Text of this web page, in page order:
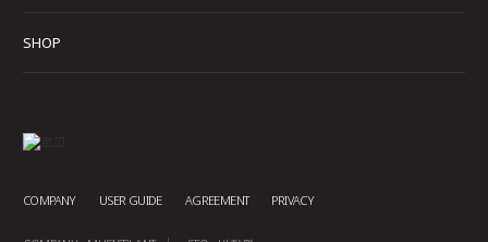
SHOP
COMPANY USER GUIDE AGREEMENT PRIVACY